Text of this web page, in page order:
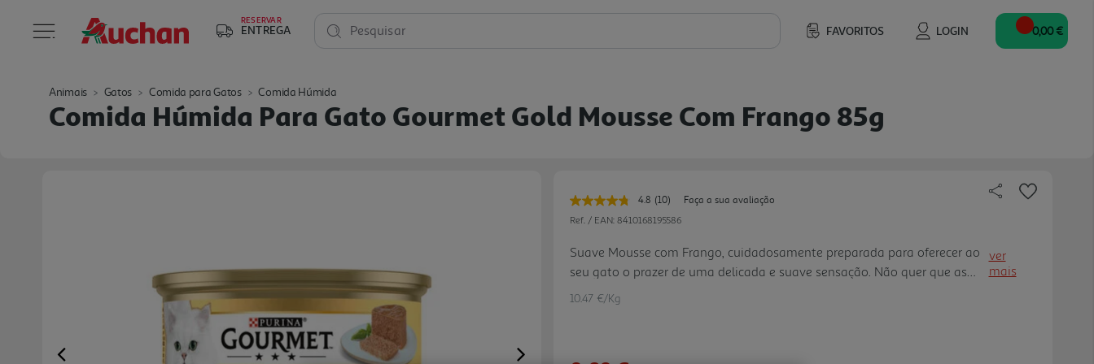
RESERVAR
ENTREGA FAVORITOS LOGIN
Pesquisar 0,00 €
Animais Gatos Comida para Gatos Comida Húmida
Comida Húmida Para Gato Gourmet Gold Mousse Com Frango 85g
4.8 Leu
10
para
a
(10)
Faça a sua avaliação
Ref. / EAN: 8410168195586
Suave Mousse com Frango, cuidadosamente preparada para oferecer ao
seu gato o prazer de uma delicada e suave sensação. Não quer que as
refeições do seu gato se tornem monótonas, por isso procura sempre
ver
mais
10.47 €/Kg